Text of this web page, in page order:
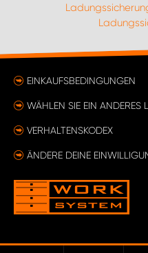
EINKAUFSBEDINGUNGEN
WÄHLEN SIE EIN ANDERES
VERHALTENSKODEX
ÄNDERE DEINE